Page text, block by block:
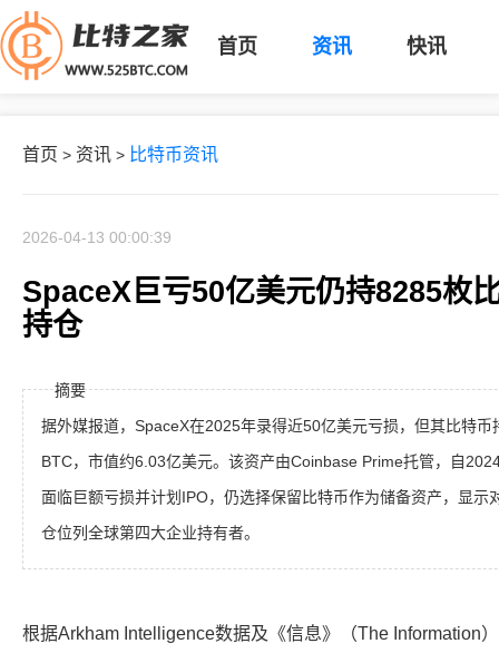
首页 资讯 快讯
首页 > 资讯 > 比特币资讯
2026-04-13 00:00:39
SpaceX巨亏50亿美元仍持8285枚
持仓
摘要
据外媒报道，SpaceX在2025年录得近50亿美元亏损，但其比特
BTC，市值约6.03亿美元。该资产由Coinbase Prime托管，自
面临巨额亏损并计划IPO，仍选择保留比特币作为储备资产，显示
仓位列全球第四大企业持有者。
根据Arkham Intelligence数据及《信息》（The Information